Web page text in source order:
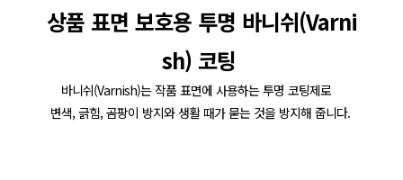
상품 표면 보호용 투명 바니쉬(Varni
sh) 코팅
바니쉬(Varnish)는 작품 표면에 사용하는 투명 코팅제로
변색, 긁힘, 곰팡이 방지와 생활 때가 묻는 것을 방지해 줍니다.